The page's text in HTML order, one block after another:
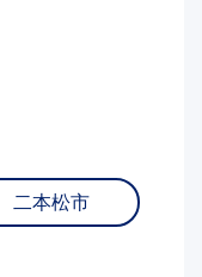
二本松市